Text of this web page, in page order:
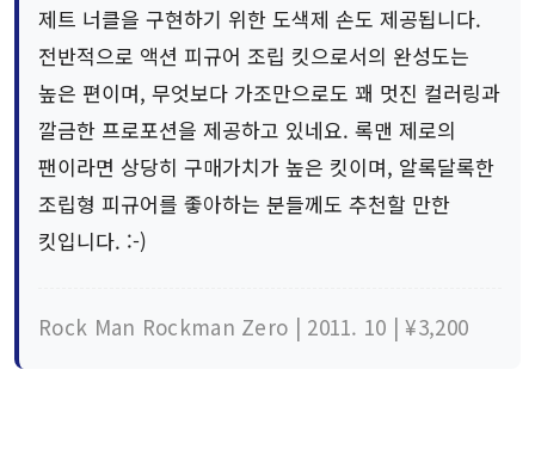
제트 너클을 구현하기 위한 도색제 손도 제공됩니다.
전반적으로 액션 피규어 조립 킷으로서의 완성도는
높은 편이며, 무엇보다 가조만으로도 꽤 멋진 컬러링과
깔금한 프로포션을 제공하고 있네요. 록맨 제로의
팬이라면 상당히 구매가치가 높은 킷이며, 알록달록한
조립형 피규어를 좋아하는 분들께도 추천할 만한
킷입니다. :-)
Rock Man Rockman Zero | 2011. 10 | ¥3,200